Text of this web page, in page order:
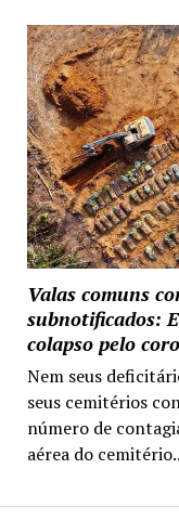
Valas comuns
subnotificados:
colapso pelo
Nem seus
seus cemitérios
número de
aérea do